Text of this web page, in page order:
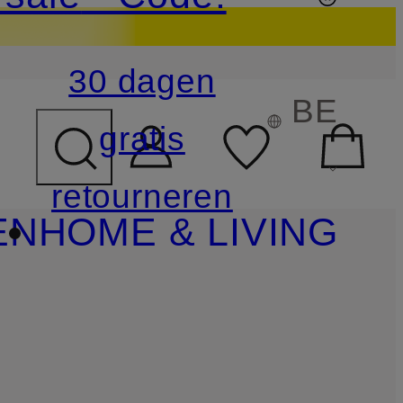
30 dagen
gratis
retourneren
BE
HOME & LIVING